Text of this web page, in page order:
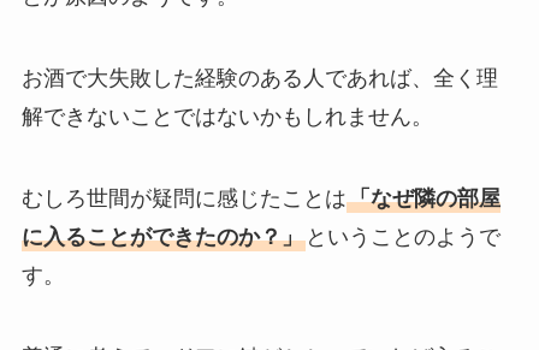
お酒で大失敗した経験のある人であれば、全く理
解できないことではないかもしれません。
むしろ世間が疑問に感じたことは「なぜ隣の部屋
に入ることができたのか？」ということのようで
す。